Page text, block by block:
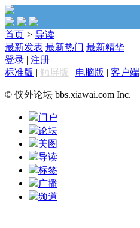
首页 > 导读
最新发表 最新热门 最新精华
登录 | 注册
标准版 | 触屏版 | 电脑版 | 客户端
© 侠外论坛 bbs.xiawai.com Inc.
门户
论坛
美图
导读
标签
广播
频道